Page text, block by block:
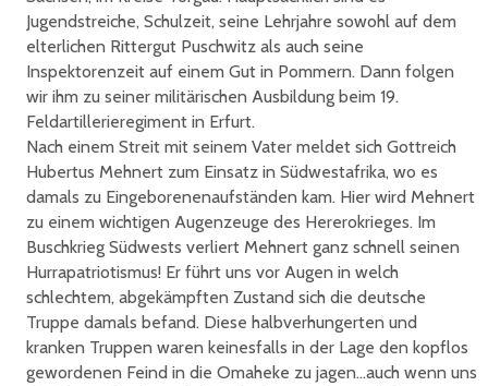
Jugendstreiche, Schulzeit, seine Lehrjahre sowohl auf dem
elterlichen Rittergut Puschwitz als auch seine
Inspektorenzeit auf einem Gut in Pommern. Dann folgen
wir ihm zu seiner militärischen Ausbildung beim 19.
Feldartillerieregiment in Erfurt.
Nach einem Streit mit seinem Vater meldet sich Gottreich
Hubertus Mehnert zum Einsatz in Südwestafrika, wo es
damals zu Eingeborenenaufständen kam. Hier wird Mehnert
zu einem wichtigen Augenzeuge des Hererokrieges. Im
Buschkrieg Südwests verliert Mehnert ganz schnell seinen
Hurrapatriotismus! Er führt uns vor Augen in welch
schlechtem, abgekämpften Zustand sich die deutsche
Truppe damals befand. Diese halbverhungerten und
kranken Truppen waren keinesfalls in der Lage den kopflos
gewordenen Feind in die Omaheke zu jagen...auch wenn uns